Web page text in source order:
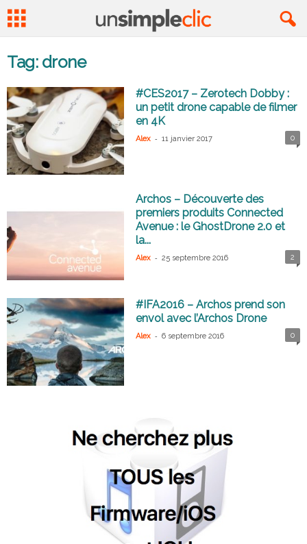
Tag: drone
#CES2017 – Zerotech Dobby :
un petit drone capable de filmer
en 4K
Alex - 11 janvier 2017 0
Archos – Découverte des
premiers produits Connected
Avenue : le GhostDrone 2.0 et
la...
Alex - 25 septembre 2016 2
#IFA2016 – Archos prend son
envol avec l’Archos Drone
Alex - 6 septembre 2016 0